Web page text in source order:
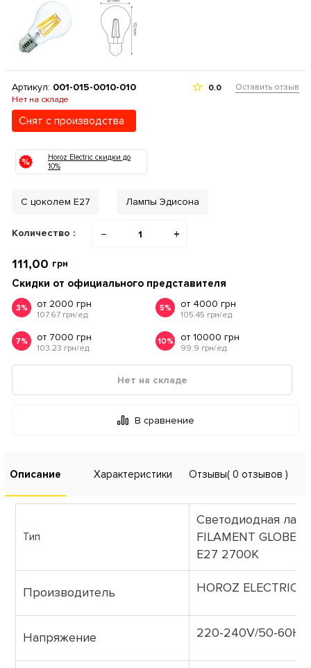
Артикул: 001-015-0010-010
Нет на складе
Снят с производства
0.0 Оставить отзыв
Horoz Electric скидки до
10%
С цоколем Е27 Лампы Эдисона
Количество : − +
111,00 грн
Скидки от официального представителя
3% от 2000 грн
107.67 грн/ед.
5% от 4000 грн
105.45 грн/ед.
7% от 7000 грн
103.23 грн/ед.
10% от 10000 грн
99.9 грн/ед.
Нет на складе
В сравнение
Описание Характеристики Отзывы( 0 отзывов )
Тип
Светодиодная
FILAMENT GLOBE-
Е27 2700К
Производитель HOROZ ELECTRIC
Напряжение 220-240V/50-60Hz